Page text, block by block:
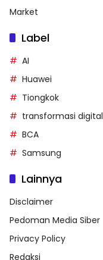
Market
Label
AI
Huawei
Tiongkok
transformasi digital
BCA
Samsung
Lainnya
Disclaimer
Pedoman Media Siber
Privacy Policy
Redaksi